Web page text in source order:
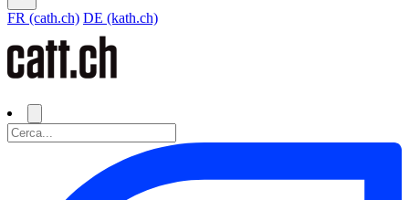
FR (cath.ch) DE (kath.ch)